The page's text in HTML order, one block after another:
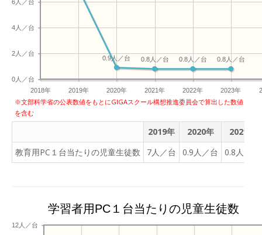
2018年 2019年 2020年 2021年 2022年 2023年
0人／台
2人／台
4人／台
6人／台
0.8人／台
0.8人／台
0.8人／台
0.9人／台
※文部科学省の公表数値をもとにGIGAスクール構想推進委員会で算出した数値
を含む
2019年 2020年
2021年
教育用PC１台当たりの児童生徒数
7人／台 0.9人／台 0.8人／台
学習者用PC１台当たりの児童生徒数
12人／台